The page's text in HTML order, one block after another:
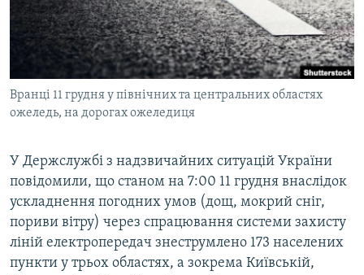
СПЕЦПРОЄКТИ
ПОДКАСТИ
КРИМ РЕАЛІЇ
РУС
КТАТ
ДОЛУЧАЙСЯ!
Вранці 11 грудня у північних та центральних областях
ожеледь, на дорогах ожеледиця
У Держслужбі з надзвичайних ситуацій України
повідомили, що станом на 7:00 11 грудня внаслідок
ускладнення погодних умов (дощ, мокрий сніг,
пориви вітру) через спрацювання системи захисту
ліній електропередач знеструмлено 173 населених
пункти у трьох областях, а зокрема Київській,